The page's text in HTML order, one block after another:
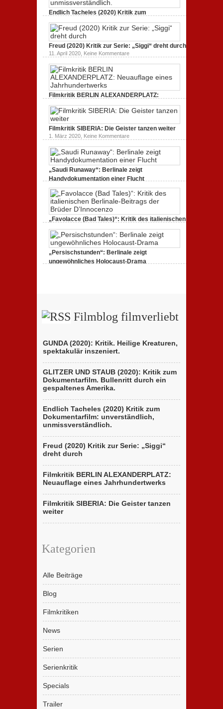
UND
STAUB
Kritik
zum
Bullenritt
durch
ein
Endlich Tacheles (2020) Kritik zum
Dokumentarfilm: unverständlich,
unmissverständlich.
19. Mai 2020,Keine Kommentare
Endlich
Tacheles
(2020)
unverständlich,
Freud (2020) Kritik zur Serie: „Siggi“ dreht durch
11. April 2020, Keine Kommentarezu
Freud
(2020)
zur
dreht
durch
Filmkritik BERLIN ALEXANDERPLATZ:
Neuauflage eines Jahrhundertwerks
1. März 2020,Keine Kommentarezu
BERLIN
ALEXANDERPLATZ:
Neuauflage
eines
Jahrhundertwerks
Filmkritik SIBERIA: Die Geister tanzen weiter
1. März 2020, Keine Kommentarezu
Filmkritik
SIBERIA:
Die
Geister
tanzen
weiter
„Saudi Runaway“: Berlinale zeigt
Handydokumentation einer Flucht
„Saudi
Runaway“:
Berlinale
Handydokumentation
einer
„Favolacce (Bad Tales)“: Kritik des italienischen
Berlinale-Beitrags der Brüder D’Innocenzo
25. Februar 2020,Keine Kommentarezu
„Favolacce
(Bad
Tales)“:
Kritik
des
„Persischstunden“: Berlinale zeigt
ungewöhnliches Holocaust-Drama
Filmblog filmverliebt
GUNDA (2020): Kritik. Heilige Kreaturen,
spektakulär inszeniert.
GLITZER UND STAUB (2020): Kritik zum
Dokumentarfilm. Bullenritt durch ein
gespaltenes Amerika.
Endlich Tacheles (2020) Kritik zum
Dokumentarfilm: unverständlich,
unmissverständlich.
Freud (2020) Kritik zur Serie: „Siggi“
dreht durch
Filmkritik BERLIN ALEXANDERPLATZ:
Neuauflage eines Jahrhundertwerks
Filmkritik SIBERIA: Die Geister tanzen
weiter
Kategorien
Alle Beiträge
Blog
Filmkritiken
News
Serien
Serienkritik
Specials
Trailer